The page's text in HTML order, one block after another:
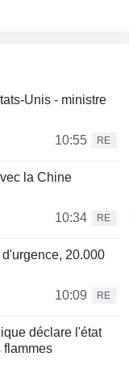
Unis - ministre
10:55
RE
la Chine
10:34
RE
20.000
10:09
RE
déclare l'état
flammes